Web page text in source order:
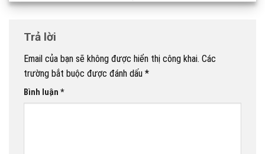
Trả lời
Email của bạn sẽ không được hiển thị công khai. Các
trường bắt buộc được đánh dấu *
Bình luận *